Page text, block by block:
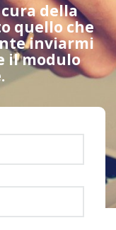
della
quello che
inviarmi
il modulo